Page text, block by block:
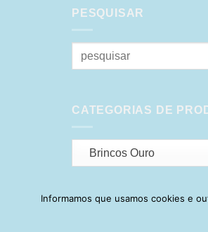
PESQUISAR
Pesquisar
por:
CATEGORIAS DE
Brincos Ouro
Informamos que usamos cookies e